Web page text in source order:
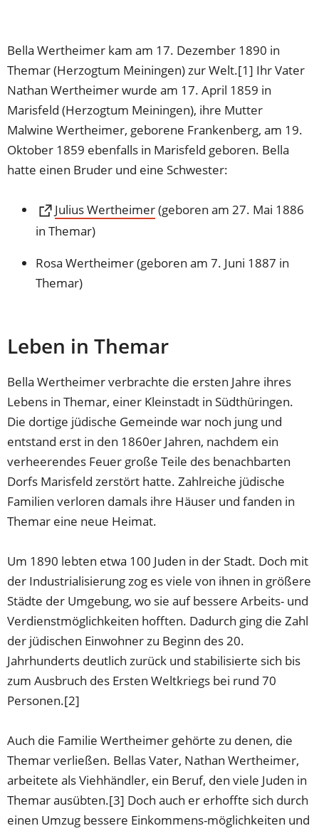
Bella Wertheimer kam am 17. Dezember 1890 in
Themar (Herzogtum Meiningen) zur Welt.[1] Ihr Vater
Nathan Wertheimer wurde am 17. April 1859 in
Marisfeld (Herzogtum Meiningen), ihre Mutter
Malwine Wertheimer, geborene Frankenberg, am 19.
Oktober 1859 ebenfalls in Marisfeld geboren. Bella
hatte einen Bruder und eine Schwester:
Julius Wertheimer
(Öffnet
neuen
(geboren am 27. Mai 1886
in Themar)
Rosa Wertheimer (geboren am 7. Juni 1887 in
Themar)
Leben in Themar
Bella Wertheimer verbrachte die ersten Jahre ihres
Lebens in Themar, einer Kleinstadt in Südthüringen.
Die dortige jüdische Gemeinde war noch jung und
entstand erst in den 1860er Jahren, nachdem ein
verheerendes Feuer große Teile des benachbarten
Dorfs Marisfeld zerstört hatte. Zahlreiche jüdische
Familien verloren damals ihre Häuser und fanden in
Themar eine neue Heimat.
Um 1890 lebten etwa 100 Juden in der Stadt. Doch mit
der Industrialisierung zog es viele von ihnen in größere
Städte der Umgebung, wo sie auf bessere Arbeits- und
Verdienstmöglichkeiten hofften. Dadurch ging die Zahl
der jüdischen Einwohner zu Beginn des 20.
Jahrhunderts deutlich zurück und stabilisierte sich bis
zum Ausbruch des Ersten Weltkriegs bei rund 70
Personen.[2]
Auch die Familie Wertheimer gehörte zu denen, die
Themar verließen. Bellas Vater, Nathan Wertheimer,
arbeitete als Viehhändler, ein Beruf, den viele Juden in
Themar ausübten.[3] Doch auch er erhoffte sich durch
einen Umzug bessere Einkommens-möglichkeiten und